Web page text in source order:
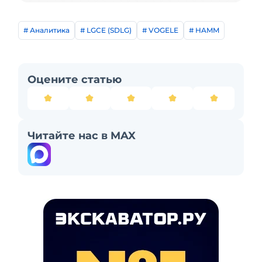
# Аналитика # LGCE (SDLG) # VOGELE # HAMM
Оцените статью
Читайте нас в MAX